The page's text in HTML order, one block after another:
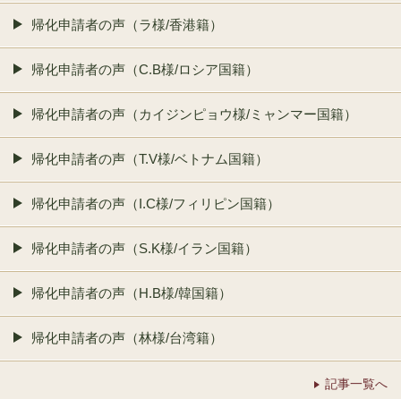
帰化申請者の声（ラ様/香港籍）
帰化申請者の声（C.B様/ロシア国籍）
帰化申請者の声（カイジンピョウ様/ミャンマー国籍）
帰化申請者の声（T.V様/ベトナム国籍）
帰化申請者の声（I.C様/フィリピン国籍）
帰化申請者の声（S.K様/イラン国籍）
帰化申請者の声（H.B様/韓国籍）
帰化申請者の声（林様/台湾籍）
記事一覧へ